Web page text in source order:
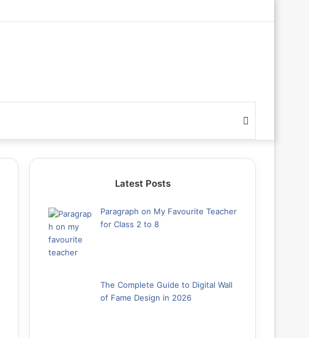
for
Latest Posts
Paragraph on My Favourite Teacher
for Class 2 to 8
The Complete Guide to Digital Wall
of Fame Design in 2026